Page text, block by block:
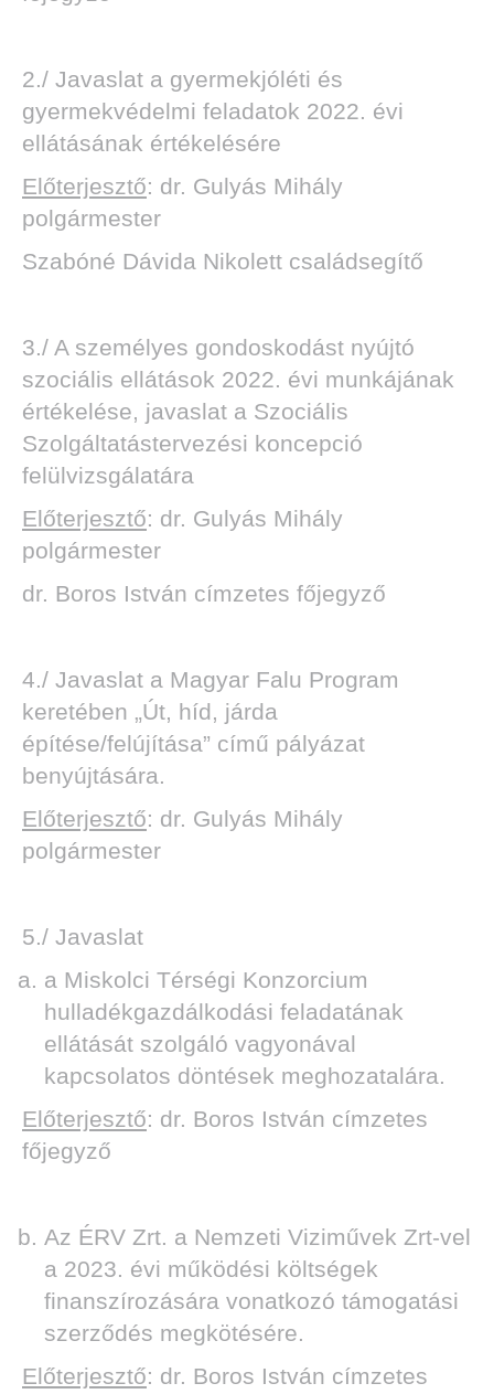
2./ Javaslat a gyermekjóléti és
gyermekvédelmi feladatok 2022. évi
ellátásának értékelésére
Előterjesztő: dr. Gulyás Mihály
polgármester
Szabóné Dávida Nikolett családsegítő
3./ A személyes gondoskodást nyújtó
szociális ellátások 2022. évi munkájának
értékelése, javaslat a Szociális
Szolgáltatástervezési koncepció
felülvizsgálatára
Előterjesztő: dr. Gulyás Mihály
polgármester
dr. Boros István címzetes főjegyző
4./ Javaslat a Magyar Falu Program
keretében „Út, híd, járda
építése/felújítása” című pályázat
benyújtására.
Előterjesztő: dr. Gulyás Mihály
polgármester
5./ Javaslat
a Miskolci Térségi Konzorcium
hulladékgazdálkodási feladatának
ellátását szolgáló vagyonával
kapcsolatos döntések meghozatalára.
Előterjesztő: dr. Boros István címzetes
főjegyző
Az ÉRV Zrt. a Nemzeti Viziművek Zrt-vel
a 2023. évi működési költségek
finanszírozására vonatkozó támogatási
szerződés megkötésére.
Előterjesztő: dr. Boros István címzetes